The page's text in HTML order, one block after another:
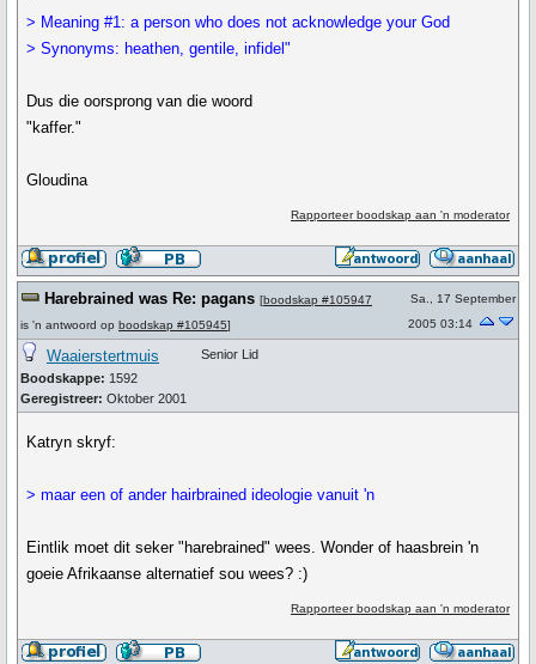
> Meaning #1: a person who does not acknowledge your God
> Synonyms: heathen, gentile, infidel"
Dus die oorsprong van die woord
"kaffer."
Gloudina
Rapporteer boodskap aan 'n moderator
Harebrained was Re: pagans [boodskap #105947
is 'n antwoord op boodskap #105945]
Sa., 17 September
2005 03:14
Waaierstertmuis
Boodskappe: 1592
Geregistreer: Oktober 2001
Senior Lid
Katryn skryf:
> maar een of ander hairbrained ideologie vanuit 'n
Eintlik moet dit seker "harebrained" wees. Wonder of haasbrein 'n
goeie Afrikaanse alternatief sou wees? :)
Rapporteer boodskap aan 'n moderator